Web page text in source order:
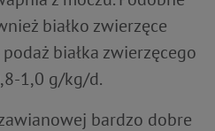
białko zwierzęce
białka zwierzęcego
1,0 g/kg/d.
bardzo dobre